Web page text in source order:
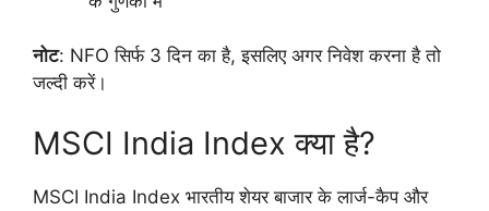
नोट: NFO सिर्फ 3 दिन का है, इसलिए अगर निवेश करना है तो
जल्दी करें।
MSCI India Index क्या है?
MSCI India Index भारतीय शेयर बाजार के लार्ज-कैप और